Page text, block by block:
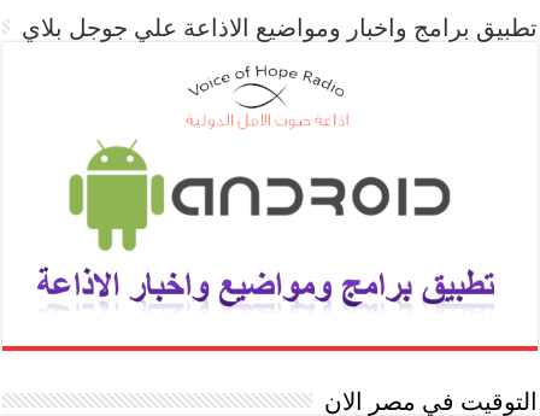
تطبيق برامج واخبار ومواضيع الاذاعة علي جوجل بلاي
التوقيت في مصر الان